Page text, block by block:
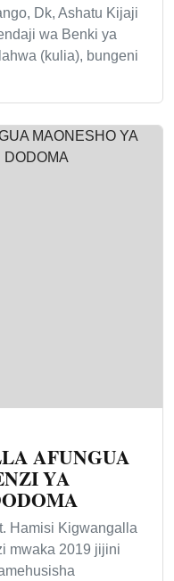
Dk, Ashatu Kijaji
wa Benki ya
(kulia), bungeni
AFUNGUA
YA
Hamisi Kigwangalla
mwaka 2019 jijini